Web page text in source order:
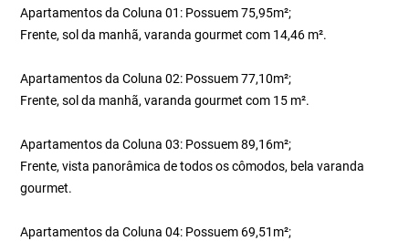
Apartamentos da Coluna 01: Possuem 75,95m²;
Frente, sol da manhã, varanda gourmet com 14,46 m².
Apartamentos da Coluna 02: Possuem 77,10m²;
Frente, sol da manhã, varanda gourmet com 15 m².
Apartamentos da Coluna 03: Possuem 89,16m²;
Frente, vista panorâmica de todos os cômodos, bela varanda
gourmet.
Apartamentos da Coluna 04: Possuem 69,51m²;